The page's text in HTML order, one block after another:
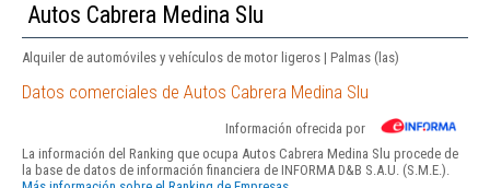
Autos Cabrera Medina Slu
Alquiler de automóviles y vehículos de motor ligeros | Palmas (las)
Datos comerciales de Autos Cabrera Medina Slu
Información ofrecida por
La información del Ranking que ocupa Autos Cabrera Medina Slu procede de
la base de datos de información financiera de INFORMA D&B S.A.U. (S.M.E.).